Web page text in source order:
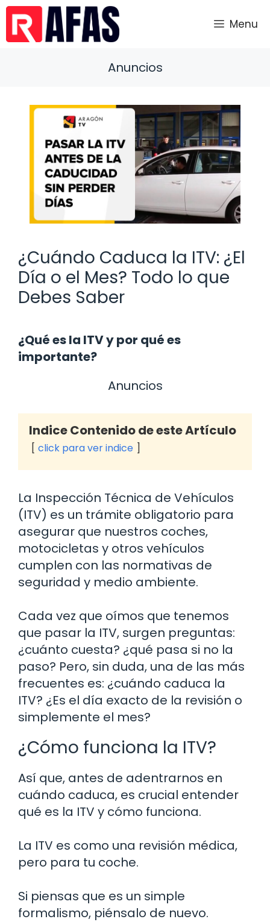
Saltar
contenido
Menu
Anuncios
¿Cuándo Caduca la ITV: ¿El
Día o el Mes? Todo lo que
Debes Saber
¿Qué es la ITV y por qué es
importante?
Anuncios
Indice Contenido de este Artículo
click para ver indice
La Inspección Técnica de Vehículos
(ITV) es un trámite obligatorio para
asegurar que nuestros coches,
motocicletas y otros vehículos
cumplen con las normativas de
seguridad y medio ambiente.
Cada vez que oímos que tenemos
que pasar la ITV, surgen preguntas:
¿cuánto cuesta? ¿qué pasa si no la
paso? Pero, sin duda, una de las más
frecuentes es: ¿cuándo caduca la
ITV? ¿Es el día exacto de la revisión o
simplemente el mes?
¿Cómo funciona la ITV?
Así que, antes de adentrarnos en
cuándo caduca, es crucial entender
qué es la ITV y cómo funciona.
La ITV es como una revisión médica,
pero para tu coche.
Si piensas que es un simple
formalismo, piénsalo de nuevo.